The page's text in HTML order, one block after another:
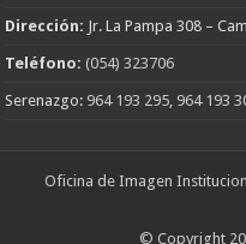
Dirección: Jr. La Pampa 308 –
Teléfono: (054) 323706
Serenazgo: 964 193 295, 964 193
Oficina de Imagen
© Copyright